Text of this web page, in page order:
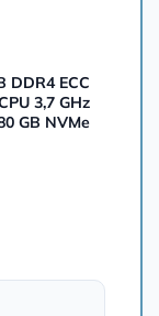
DDR4 ECC
3,7 GHz
GB NVMe